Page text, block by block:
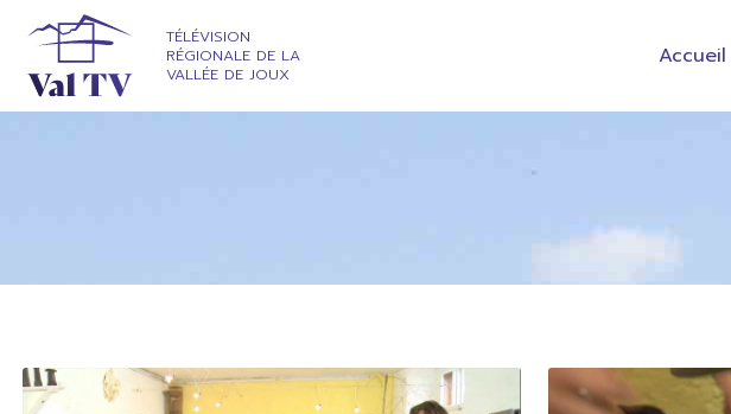
TÉLÉVISION
RÉGIONALE DE LA
VALLÉE DE JOUX
Accueil